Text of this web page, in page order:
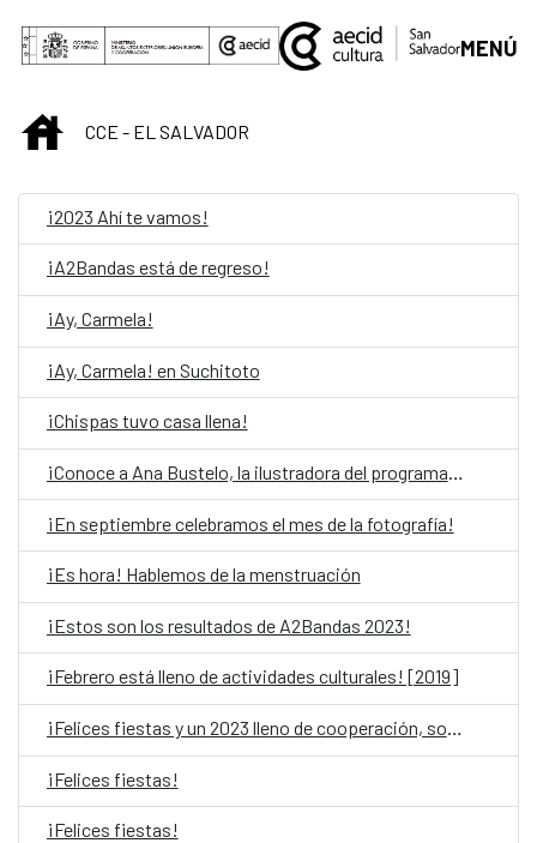
Skip to Main Content
MENÚ
INICIOCCE - EL SALVADOR
¡2023 Ahí te vamos!
¡A2Bandas está de regreso!
¡Ay, Carmela!
¡Ay, Carmela! en Suchitoto
¡Chispas tuvo casa llena!
¡Conoce a Ana Bustelo, la ilustradora del programa 2021!
¡En septiembre celebramos el mes de la fotografía!
¡Es hora! Hablemos de la menstruación
¡Estos son los resultados de A2Bandas 2023!
¡Febrero está lleno de actividades culturales! [2019]
¡Felices fiestas y un 2023 lleno de cooperación, solidaridad y cultura!
¡Felices fiestas!
¡Felices fiestas!